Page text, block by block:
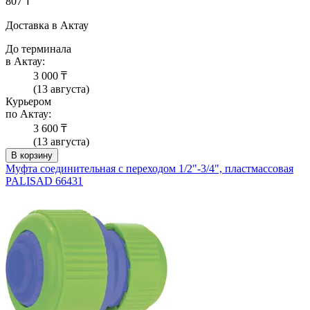
Доставка в Актау
До терминала
в Актау:
3 000 ₸
(13 августа)
Курьером
по Актау:
3 600 ₸
(13 августа)
В корзину
Муфта соединительная с переходом 1/2"-3/4", пластмассовая
PALISAD 66431